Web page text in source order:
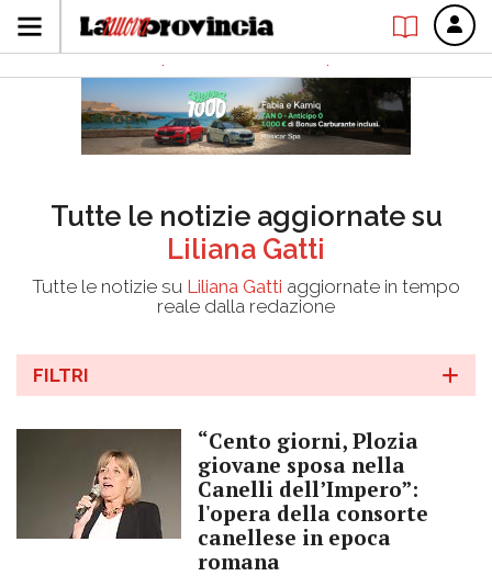
Tutte le notizie aggiornate su
Liliana Gatti
Tutte le notizie su Liliana Gatti aggiornate in tempo
reale dalla redazione
FILTRI
“Cento giorni, Plozia
giovane sposa nella
Canelli dell’Impero”:
l'opera della consorte
canellese in epoca
romana